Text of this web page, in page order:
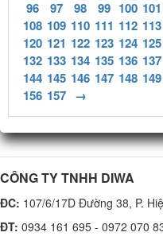
96
97 98 99 100 101
108 109 110 111 112 113
120 121 122 123 124 125
132 133 134 135 136 137
144 145 146 147 148 149
156 157 →
CÔNG TY TNHH DIWA
ĐC: 107/6/17D Đường 38, P.
ĐT: 0934 161 695 - 0972 070